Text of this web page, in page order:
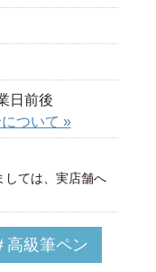
日前後
ついて »
しては、実店舗へ
高級筆ペン